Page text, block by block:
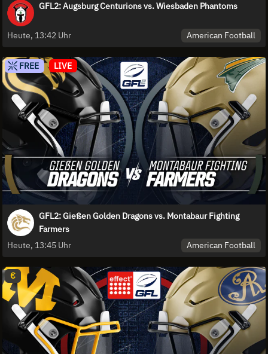
GFL2: Augsburg Centurions vs. Wiesbaden Phantoms
Heute, 13:42 Uhr American Football
FREE LIVE
GFL2: Gießen Golden Dragons vs. Montabaur Fighting
Farmers
Heute, 13:45 Uhr
American Football
€